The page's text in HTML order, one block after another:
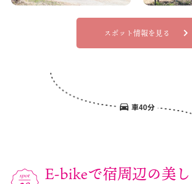
スポット情報を見る
車40分
E-bikeで宿周辺の美